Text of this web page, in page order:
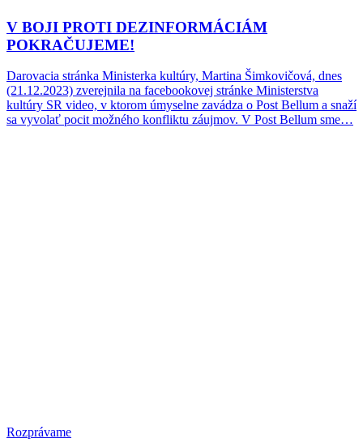
V BOJI PROTI DEZINFORMÁCIÁM
POKRAČUJEME!
Darovacia stránka Ministerka kultúry, Martina Šimkovičová, dnes
(21.12.2023) zverejnila na facebookovej stránke Ministerstva
kultúry SR video, v ktorom úmyselne zavádza o Post Bellum a snaží
sa vyvolať pocit možného konfliktu záujmov. V Post Bellum sme…
Rozprávame